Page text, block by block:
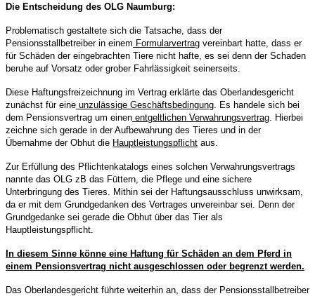
Die Entscheidung des OLG Naumburg:
Problematisch gestaltete sich die Tatsache, dass der
Pensionsstallbetreiber in einem Formularvertrag vereinbart hatte, dass er
für Schäden der eingebrachten Tiere nicht hafte, es sei denn der Schaden
beruhe auf Vorsatz oder grober Fahrlässigkeit seinerseits.
Diese Haftungsfreizeichnung im Vertrag erklärte das Oberlandesgericht
zunächst für eine unzulässige Geschäftsbedingung . Es handele sich bei
dem Pensionsvertrag um einen entgeltlichen Verwahrungsvertrag . Hierbei
zeichne sich gerade in der Aufbewahrung des Tieres und in der
Übernahme der Obhut die Hauptleistungspflicht aus.
Zur Erfüllung des Pflichtenkatalogs eines solchen Verwahrungsvertrags
nannte das OLG zB das Füttern, die Pflege und eine sichere
Unterbringung des Tieres. Mithin sei der Haftungsausschluss unwirksam,
da er mit dem Grundgedanken des Vertrages unvereinbar sei. Denn der
Grundgedanke sei gerade die Obhut über das Tier als
Hauptleistungspflicht.
In diesem Sinne könne eine Haftung für Schäden an dem Pferd in
einem Pensionsvertrag nicht ausgeschlossen oder begrenzt werden.
Das Oberlandesgericht führte weiterhin an, dass der Pensionsstallbetreiber